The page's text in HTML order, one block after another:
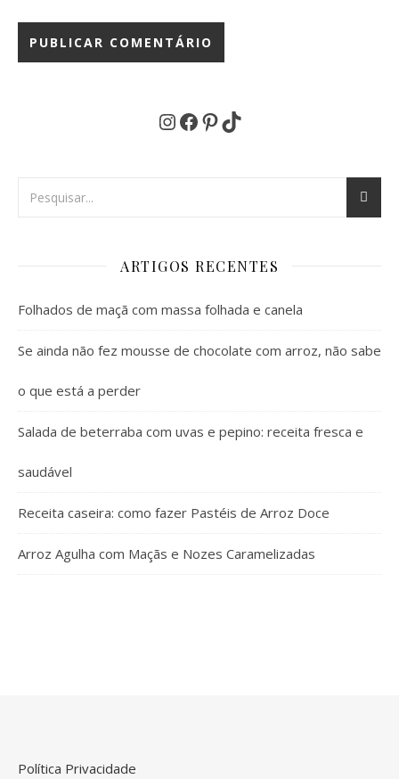
Instagram
Facebook
Pinterest
TikTok
ARTIGOS RECENTES
Folhados de maçã com massa folhada e canela
Se ainda não fez mousse de chocolate com arroz, não sabe
o que está a perder
Salada de beterraba com uvas e pepino: receita fresca e
saudável
Receita caseira: como fazer Pastéis de Arroz Doce
Arroz Agulha com Maçãs e Nozes Caramelizadas
Política Privacidade